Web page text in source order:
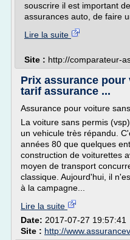
souscrire il est important
assurances auto, de faire
Lire la suite
Site : http://comparateur-
Prix assurance
tarif assurance ...
Assurance pour voiture
La voiture sans permis
un vehicule très répandu.
années 80 que quelques
construction de voiturettes
moyen de transport
classique. Aujourd'hui, il
à la campagne...
Lire la suite
Date: 2017-07-27 19:57:41
Site : http://